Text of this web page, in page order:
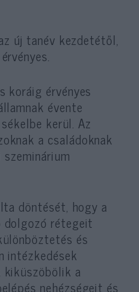
új tanév kezdetétől,
koráig érvényes
évente
kerül. Az
a családoknak
döntését, hogy a
dolgozó rétegeit
és
intézkedések
kiküszöbölik a
nehézségeit és